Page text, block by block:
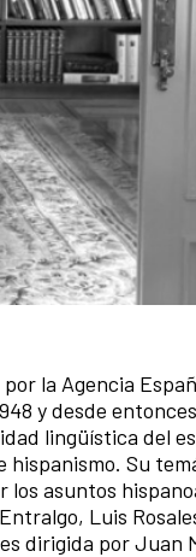
la Agencia
y desde
lingüística del
hispanismo. Su
asuntos
Luis
dirigida por Juan